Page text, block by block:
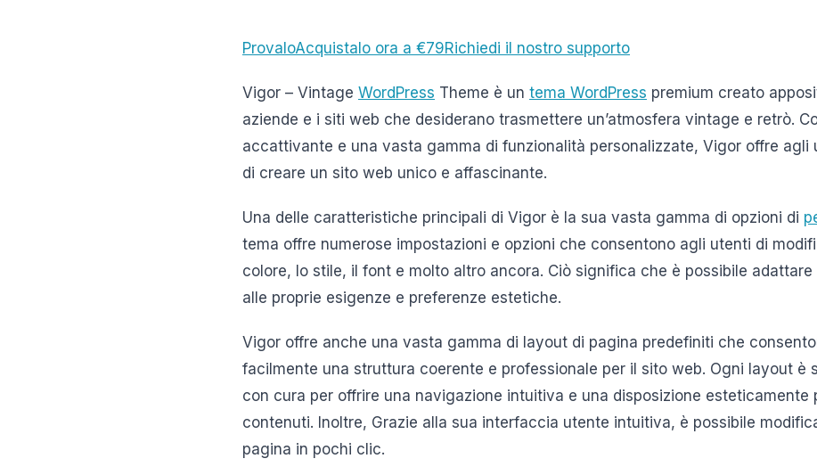
ProvaloAcquistalo ora a €79Richiedi il nostro supporto
Vigor – Vintage WordPress Theme è un tema WordPress premium creato
aziende e i siti web che desiderano trasmettere un’atmosfera vintage e retrò.
accattivante e una vasta gamma di funzionalità personalizzate, Vigor offre agli
di creare un sito web unico e affascinante.
Una delle caratteristiche principali di Vigor è la sua vasta gamma di opzioni di
tema offre numerose impostazioni e opzioni che consentono agli utenti di
colore, lo stile, il font e molto altro ancora. Ciò significa che è possibile
alle proprie esigenze e preferenze estetiche.
Vigor offre anche una vasta gamma di layout di pagina predefiniti che
facilmente una struttura coerente e professionale per il sito web. Ogni layout è
con cura per offrire una navigazione intuitiva e una disposizione esteticamente
contenuti. Inoltre, Grazie alla sua interfaccia utente intuitiva, è possibile
pagina in pochi clic.